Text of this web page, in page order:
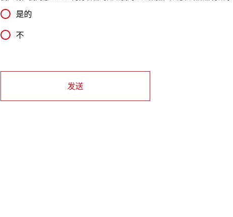
是的
不
发送